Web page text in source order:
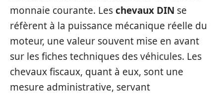
monnaie courante. Leschevaux DIN se
réfèrent à la puissance mécanique réelle du
moteur, une valeur souvent mise en avant
sur les fiches techniques des véhicules. Les
chevaux fiscaux, quant à eux, sont une
mesure administrative, servant